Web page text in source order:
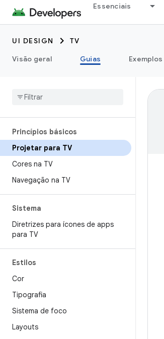
Essenciais
UI DESIGN
TV
Visão geral
Guias Exemplos
Princípios básicos
Projetar para TV
Cores na TV
Navegação na TV
Sistema
Diretrizes para ícones de apps
para TV
Estilos
Cor
Tipografia
Sistema de foco
Layouts